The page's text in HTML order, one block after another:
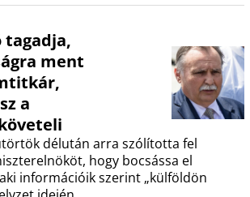
tagadja,
ment
a
délután arra szólította fel
hogy bocsássa el
információik szerint „külföldön